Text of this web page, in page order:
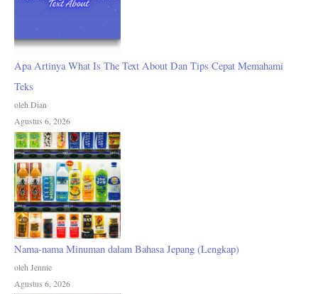
Apa Artinya What Is The Text About Dan Tips Cepat Memahami
Teks
oleh Dian
Agustus 6, 2026
Nama-nama Minuman dalam Bahasa Jepang (Lengkap)
oleh Jennie
Agustus 6, 2026